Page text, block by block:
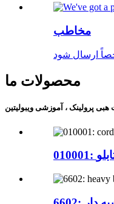
مخاطب
محصولات ما
پرولینک ، آموزشی ویبولیتین